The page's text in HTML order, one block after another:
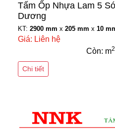
Tấm Ốp Nhựa Lam 5
Dương
KT: 2900 mm x 205 mm x 10
Giá: Liên hệ
Còn: m2
Chi tiết